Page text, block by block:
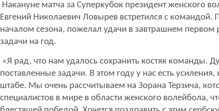
Накануне матча за Суперкубок президент женского
Евгений Николаевич Ловырев встретился с
началом сезона, пожелал удачи в завтрашнем
задачи на год.
«Я рад, что нам удалось сохранить костяк команды.
поставленные задачи. В этом году у нас есть
штабе. Мы очень рассчитываем на Зорана Терзича,
специалистов в мире в области женского волейбола,